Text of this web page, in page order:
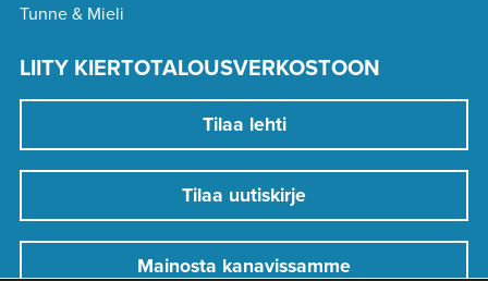
Tunne & Mieli
LIITY KIERTOTALOUSVERKOSTOON
Tilaa lehti
Tilaa uutiskirje
Mainosta kanavissamme